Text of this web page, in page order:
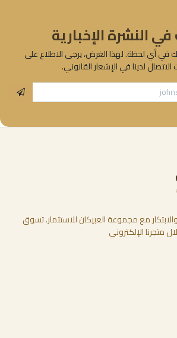
النشرة الإخبارية
في أي لحظة. لهذا الغرض، يرجى الاطلاع على
لدينا في الإشعار القانوني.
مع مجموعة العبيكان للاستثمار. تسوق
الإلكتروني